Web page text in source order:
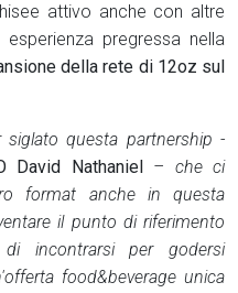
attivo anche con altre
pregressa nella
della rete di 12oz sul
questa partnership -
David Nathaniel – che ci
format anche in questa
il punto di riferimento
incontrarsi per godersi
food&beverage unica